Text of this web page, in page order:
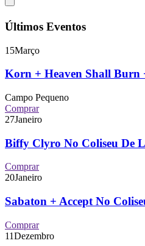
Últimos Eventos
15Março
Korn + Heaven Shall Burn
Campo Pequeno
Comprar
27Janeiro
Biffy Clyro No Coliseu De
Comprar
20Janeiro
Sabaton + Accept No
Comprar
11Dezembro